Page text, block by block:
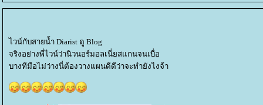
ไวน์กับสายน้ำ Diarist ดู Blog
จริงอย่างพี่ไวน์ว่านิวนอร์มอลเนี่ยสแกนจนเบื่อ
บางทีมือไม่ว่างนี่ต้องวางแผนดีดีว่าจะทำยังไงจ้า